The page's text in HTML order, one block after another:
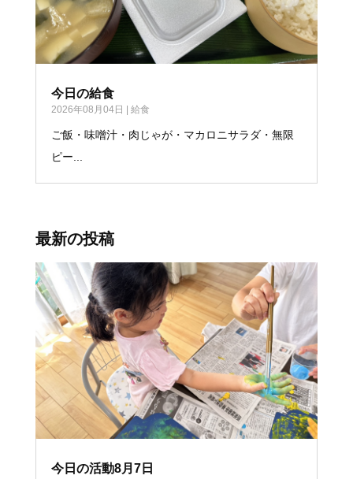
今日の給食
2026年08月04日 給食
ご飯・味噌汁・肉じゃが・マカロニサラダ・無限
ピー...
最新の投稿
今日の活動8月7日